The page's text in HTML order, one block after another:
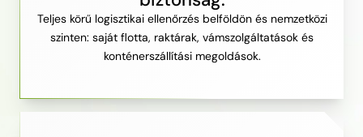
Teljes körű logisztikai ellenőrzés belföldön és nemzetközi
szinten: saját flotta, raktárak, vámszolgáltatások és
konténerszállítási megoldások.